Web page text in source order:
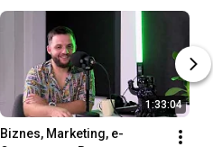
1:33:04
Biznes, Marketing, e-